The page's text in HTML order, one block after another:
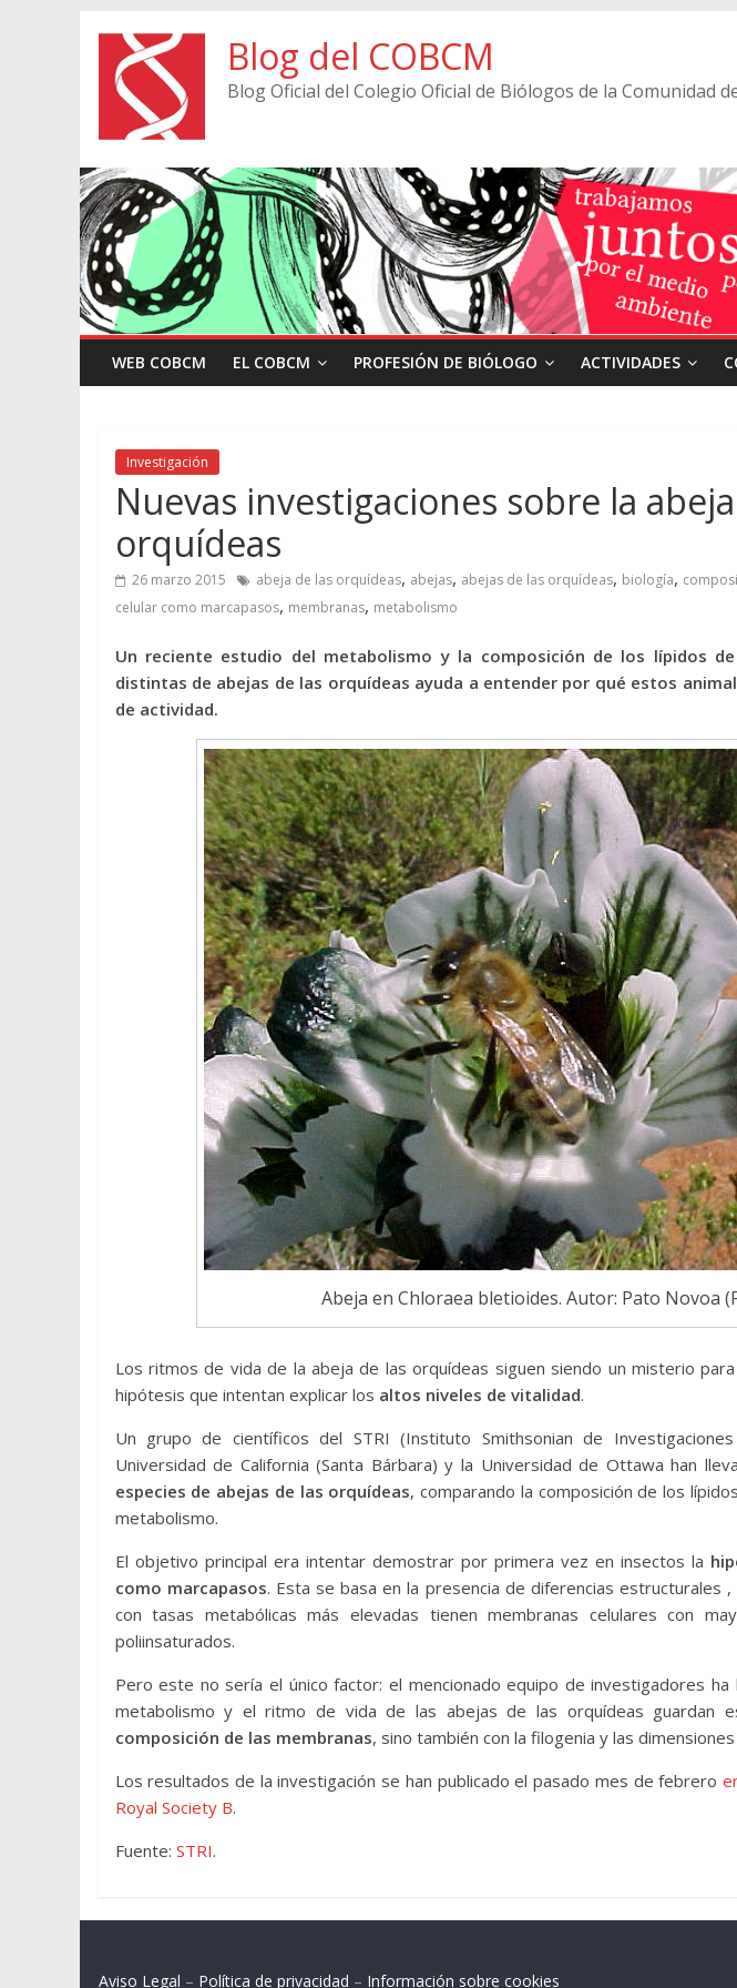
Blog del COBCM
Blog Oficial del Colegio Oficial de Biólogos de la Comunidad
WEB COBCM EL COBCM PROFESIÓN DE BIÓLOGO ACTIVIDADES
Investigación
Nuevas investigaciones sobre la
orquídeas
26 marzo 2015 abeja de las orquídeas, abejas, abejas de las orquídeas, biología,
celular como marcapasos, membranas, metabolismo
Un reciente estudio del metabolismo y la composición de los lípidos
distintas de abejas de las orquídeas ayuda a entender por qué estos
de actividad.
Abeja en Chloraea bletioides. Autor: Pato Novoa
Los ritmos de vida de la abeja de las orquídeas siguen siendo un misterio
hipótesis que intentan explicar los altos niveles de vitalidad.
Un grupo de científicos del STRI (Instituto Smithsonian de
Universidad de California (Santa Bárbara) y la Universidad de Ottawa han
especies de abejas de las orquídeas, comparando la composición de los
metabolismo.
El objetivo principal era intentar demostrar por primera vez en insectos la
como marcapasos. Esta se basa en la presencia de diferencias estructurales
con tasas metabólicas más elevadas tienen membranas celulares con
poliinsaturados.
Pero este no sería el único factor: el mencionado equipo de investigadores ha
metabolismo y el ritmo de vida de las abejas de las orquídeas guardan
composición de las membranas, sino también con la filogenia y las
Los resultados de la investigación se han publicado el pasado mes de febrero
Royal Society B.
Fuente: STRI.
Aviso Legal – Política de privacidad – Información sobre cookies